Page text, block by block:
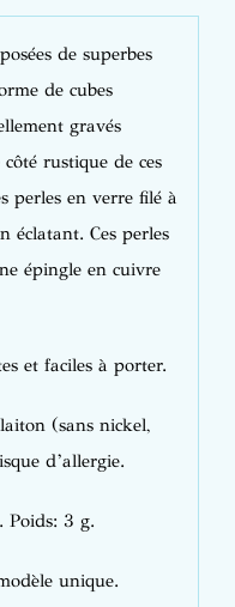
de superbes
de cubes
gravés
rustique de ces
perles en verre filé à
éclatant. Ces perles
épingle en cuivre
et faciles à porter.
(sans nickel,
d’allergie.
Poids: 3 g.
unique.